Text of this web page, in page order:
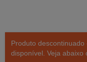
Produto
disponível. Veja abaixo